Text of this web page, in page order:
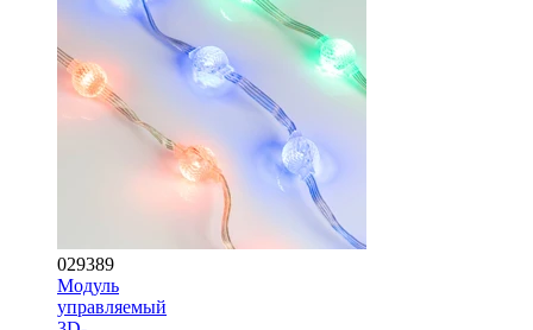
029389
Модуль
управляемый